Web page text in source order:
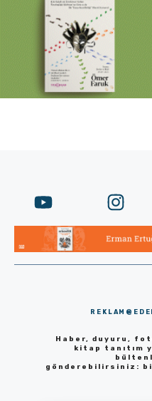
Haber, duyuru,
kitap tanıtım
gönderebilirsiniz: